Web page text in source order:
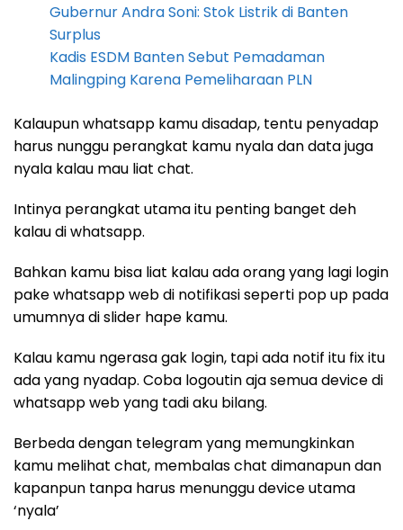
Gubernur Andra Soni: Stok Listrik di Banten
Surplus
Kadis ESDM Banten Sebut Pemadaman
Malingping Karena Pemeliharaan PLN
Kalaupun whatsapp kamu disadap, tentu penyadap
harus nunggu perangkat kamu nyala dan data juga
nyala kalau mau liat chat.
Intinya perangkat utama itu penting banget deh
kalau di whatsapp.
Bahkan kamu bisa liat kalau ada orang yang lagi login
pake whatsapp web di notifikasi seperti pop up pada
umumnya di slider hape kamu.
Kalau kamu ngerasa gak login, tapi ada notif itu fix itu
ada yang nyadap. Coba logoutin aja semua device di
whatsapp web yang tadi aku bilang.
Berbeda dengan telegram yang memungkinkan
kamu melihat chat, membalas chat dimanapun dan
kapanpun tanpa harus menunggu device utama
‘nyala’